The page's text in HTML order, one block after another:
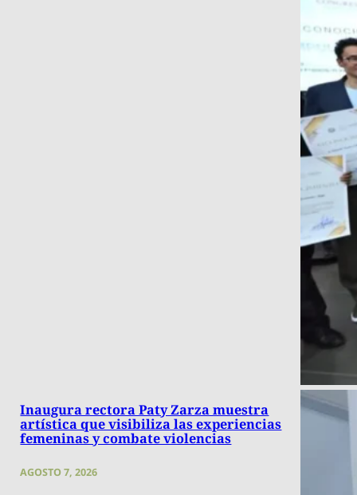
Inaugura rectora Paty Zarza muestra
artística que visibiliza las experiencias
femeninas y combate violencias
AGOSTO 7, 2026